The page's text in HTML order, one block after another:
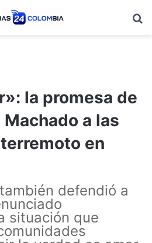
la promesa de
a las
en
defendió a
situación que